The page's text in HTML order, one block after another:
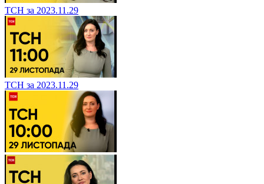
ТСН за 2023.11.29
ТСН за 2023.11.29